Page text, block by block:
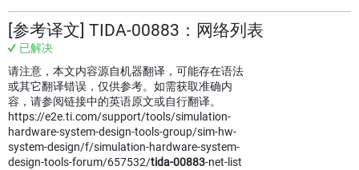
[参考译文] TIDA-00883：网络列表
已解决
请注意，本文内容源自机器翻译，可能存在语法
或其它翻译错误，仅供参考。如需获取准确内
容，请参阅链接中的英语原文或自行翻译。
https://e2e.ti.com/support/tools/simulation-
hardware-system-design-tools-group/sim-hw-
system-design/f/simulation-hardware-system-
design-tools-forum/657532/tida-00883-net-list